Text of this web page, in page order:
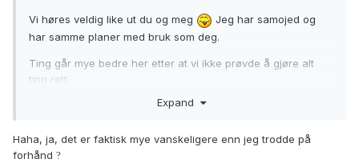
Vi høres veldig like ut du og meg
Jeg har samojed og
har samme planer med bruk som deg.
Ting går mye bedre her etter at vi ikke prøvde å gjøre alt
ting rett.
Expand
Haha, ja, det er faktisk mye vanskeligere enn jeg trodde på
forhånd ?